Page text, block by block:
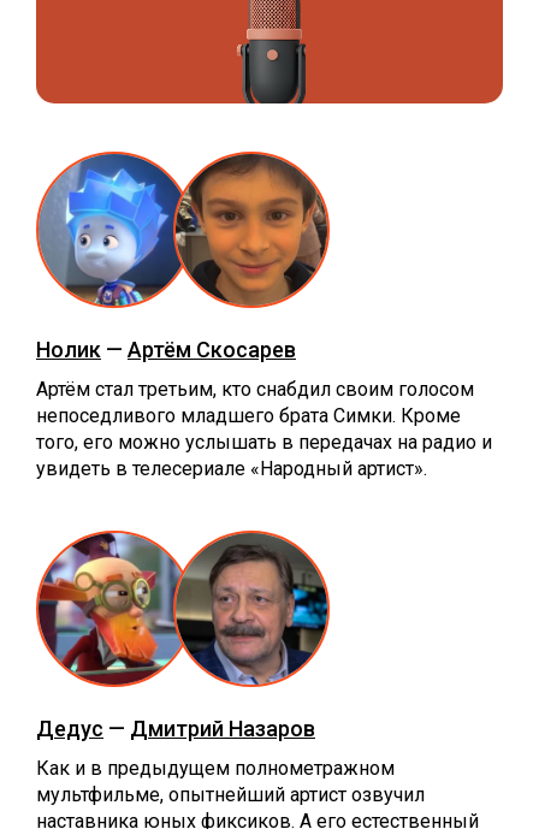
Нолик — Артём Скосарев
Артём стал третьим, кто снабдил своим голосом
непоседливого младшего брата Симки. Кроме
того, его можно услышать в передачах на радио и
увидеть в телесериале «Народный артист».
Дедус — Дмитрий Назаров
Как и в предыдущем полнометражном
мультфильме, опытнейший артист озвучил
наставника юных фиксиков. А его естественный